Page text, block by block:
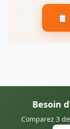
Besoin
Comparez 3